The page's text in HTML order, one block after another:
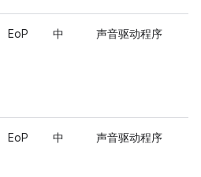
EoP 中 声音驱动程序
EoP 中 声音驱动程序